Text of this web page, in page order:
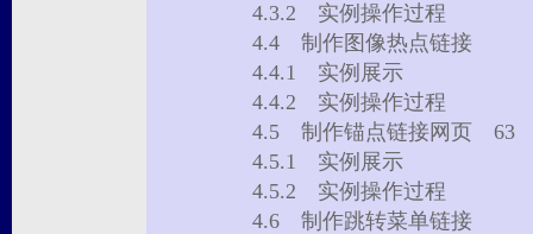
4.3.2 实例操作过程
4.4 制作图像热点链接
4.4.1 实例展示
4.4.2 实例操作过程
4.5 制作锚点链接网页 63
4.5.1 实例展示
4.5.2 实例操作过程
4.6 制作跳转菜单链接